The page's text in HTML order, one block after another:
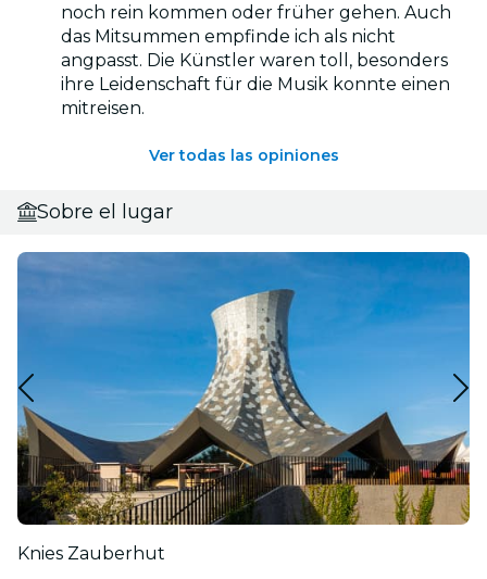
noch rein kommen oder früher gehen. Auch
das Mitsummen empfinde ich als nicht
angpasst. Die Künstler waren toll, besonders
ihre Leidenschaft für die Musik konnte einen
mitreisen.
Ver todas las opiniones
Sobre el lugar
Knies Zauberhut